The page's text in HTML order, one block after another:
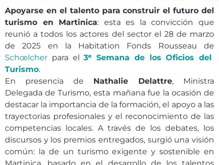
Apoyarse en el talento para construir el futuro del
turismo en Martinica: esta es la convicción que
reunió a todos los actores del sector el 28 de marzo
de 2025 en la Habitation Fonds Rousseau de
Schœlcher para el3ᵉ Semana de los Oficios del
Turismo.
En presencia de Nathalie Delattre, Ministra
Delegada de Turismo, esta mañana fue la ocasión de
destacar la importancia de la formación, el apoyo a las
trayectorias profesionales y el reconocimiento de las
competencias locales. A través de los debates, los
discursos y los premios entregados, surgió una visión
común: la de un turismo exigente y sostenible en